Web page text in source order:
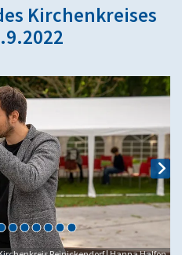
Kirchenkreises